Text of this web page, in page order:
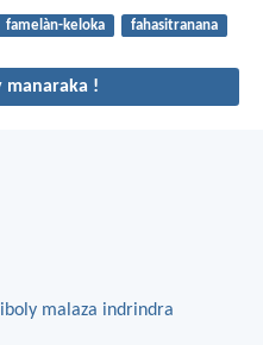
famelàn-keloka fahasitranana
!
malaza indrindra